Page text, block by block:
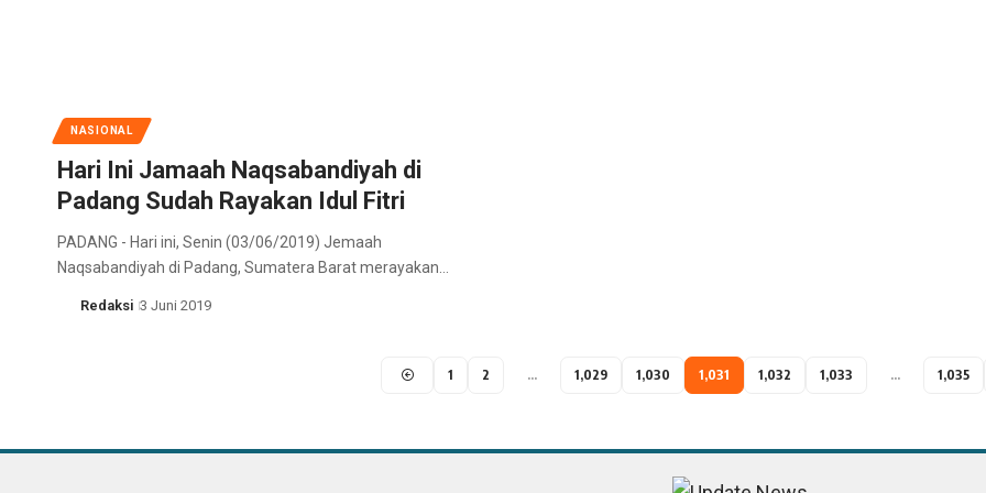
NASIONAL
Hari Ini Jamaah Naqsabandiyah di
Padang Sudah Rayakan Idul Fitri
PADANG - Hari ini, Senin (03/06/2019) Jemaah
Naqsabandiyah di Padang, Sumatera Barat merayakan…
Redaksi 3 Juni 2019
1 2 … 1,029 1,030 1,031 1,032 1,033 … 1,035